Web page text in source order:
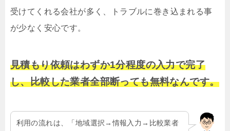
受けてくれる会社が多く、トラブルに巻き込まれる事
が少なく安心です。
見積もり依頼はわずか1分程度の入力で完了
し、比較した業者全部断っても無料なんです。
利用の流れは、「地域選択→情報入力→比較業者